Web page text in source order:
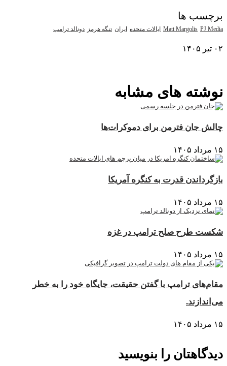
برچسب ها
Matt Margolis PJ Media ایالات متحده ایران تنگه هرمز دونالد ترامپ
۰۲ تیر ۱۴۰۵
نوشته های مشابه
چالش جان فترمن برای دموکرات‌ها
۱۵ مرداد ۱۴۰۵
بازگرداندن قدرت به کنگره آمریکا
۱۵ مرداد ۱۴۰۵
شکست طرح صلح ترامپ در غزه
۱۵ مرداد ۱۴۰۵
مقام‌های ترامپ با گفتن حقیقت، جایگاه خود را به خطر
می‌اندازند.
۱۵ مرداد ۱۴۰۵
دیدگاهتان را بنویسید